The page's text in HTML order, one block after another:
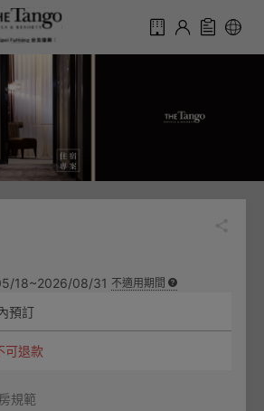
18~2026/08/31 不適用期間
預訂
可退款
規範